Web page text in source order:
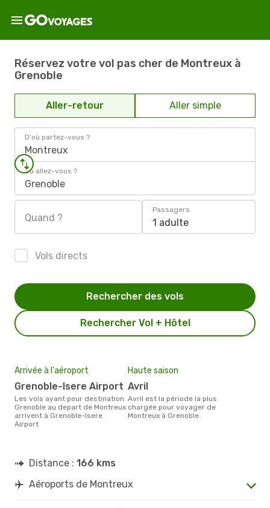
Réservez votre vol pas cher de Montreux à
Grenoble
Aller-retour Aller simple
D'où partez-vous ?
Montreux
Où allez-vous ?
Grenoble
Quand ?
Passagers
1 adulte
Vols directs
Rechercher Vol + Hôtel
Rechercher des vols
Arrivée à l'aéroport
Grenoble-Isere Airport
Les vols ayant pour destination
Grenoble au depart de Montreux
arrivent à Grenoble-Isere
Airport
Haute saison
avril
avril est la période la plus
chargée pour voyager de
Montreux à Grenoble.
Distance : 166 kms
Aéroports de Montreux